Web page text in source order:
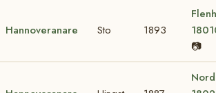
Hannoveranare Sto 1893
📷
Nord